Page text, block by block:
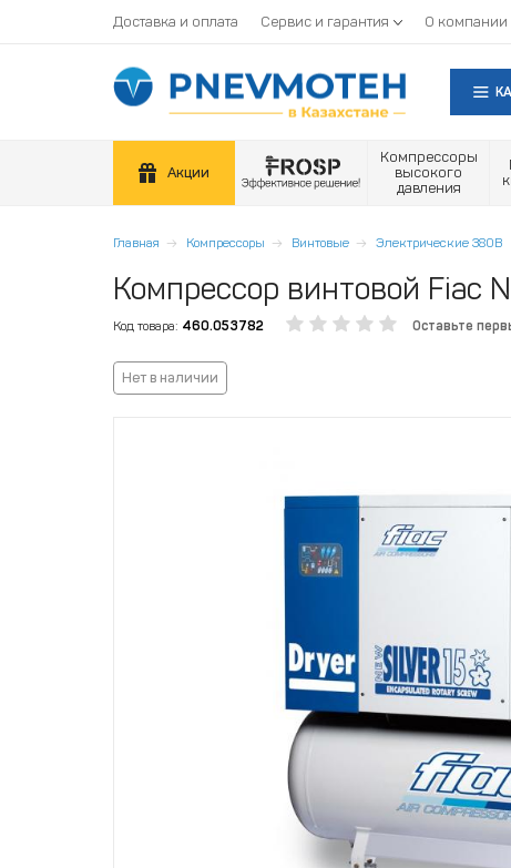
Доставка и оплата Сервис и гарантия О компании
Акции
Компрессоры
высокого
давления
Главная Компрессоры Винтовые Электрические 380В
Компрессор винтовой Fiac
Код товара: 460.053782 Оставьте
Нет в наличии